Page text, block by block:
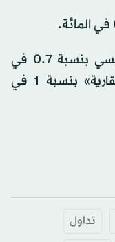
في المقابل، تراجع مؤشر دبي الرئيسي بنسبة 0.7 في
المائة، مع هبوط سهم «إعمار العقارية» بنسبة 1 في
تداول